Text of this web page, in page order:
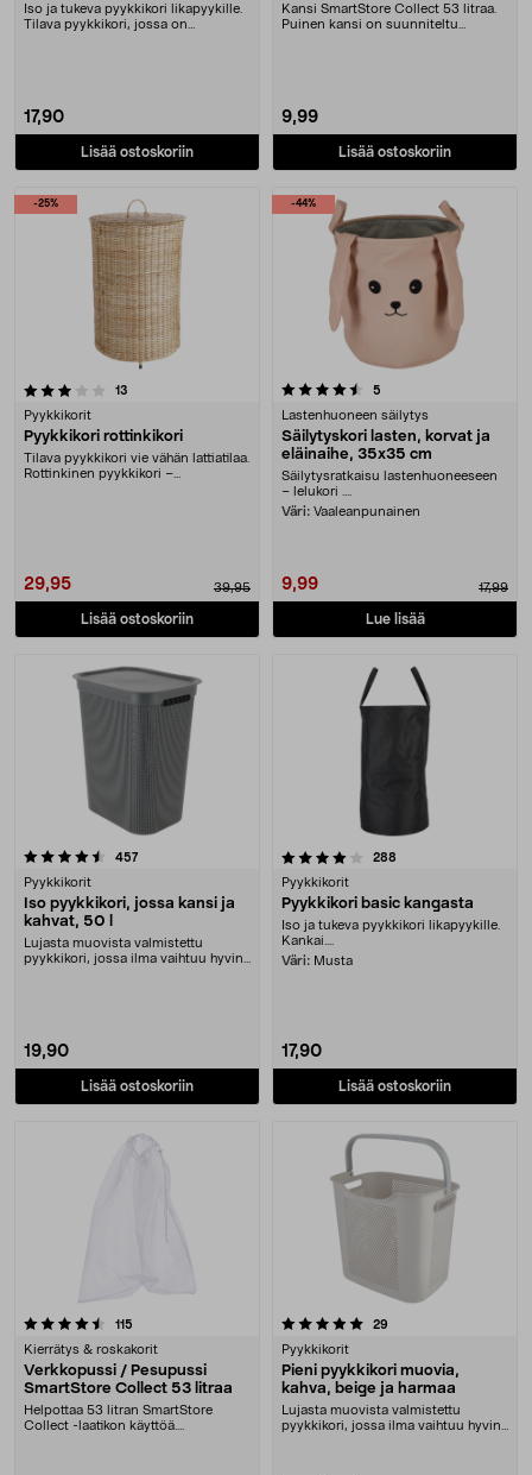
Iso ja tukeva pyykkikori likapyykille.
Tilava pyykkikori, jossa on
17,90
Lisää ostoskoriin
Kansi SmartStore Collect 53 litraa.
Puinen kansi on suunniteltu
9,99
Lisää ostoskoriin
-25%
13
Pyykkikorit
Pyykkikori rottinkikori
Tilava pyykkikori vie vähän lattiatilaa.
Rottinkinen pyykkikori –
29,95 39,95
Lisää ostoskoriin
-44%
4.5 viidestä tähdestä 5
Lastenhuoneen säilytys
Säilytyskori lasten, korvat ja
eläinaihe, 35x35 cm
Säilytysratkaisu lastenhuoneeseen
– lelukori ....
Väri: Vaaleanpunainen
9,99 17,99
Lue lisää
457arvostelut
Pyykkikorit
Iso pyykkikori, jossa kansi ja
kahvat, 50 l
Lujasta muovista valmistettu
pyykkikori, jossa ilma vaihtuu hyvin
19,90
Lisää ostoskoriin
4.0 viidestä tähdestä 288
Pyykkikorit
Pyykkikori basic kangasta
Iso ja tukeva pyykkikori likapyykille.
Kankai....
Väri: Musta
17,90
Lisää ostoskoriin
115
Kierrätys & roskakorit
Verkkopussi / Pesupussi
SmartStore Collect 53 litraa
Helpottaa 53 litran SmartStore
Collect -laatikon käyttöä.
5.0 viidestä tähdestä 29
Pyykkikorit
Pieni pyykkikori muovia,
kahva, beige ja harmaa
Lujasta muovista valmistettu
pyykkikori, jossa ilma vaihtuu hyvin